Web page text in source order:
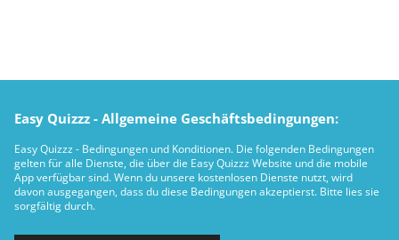
Easy Quizzz - Allgemeine Geschäftsbedingungen:
Easy Quizzz - Bedingungen und Konditionen. Die folgenden Bedingungen
gelten für alle Dienste, die über die Easy Quizzz Website und die mobile
App verfügbar sind. Wenn du unsere kostenlosen Dienste nutzt, wird
davon ausgegangen, dass du diese Bedingungen akzeptierst. Bitte lies sie
sorgfältig durch.